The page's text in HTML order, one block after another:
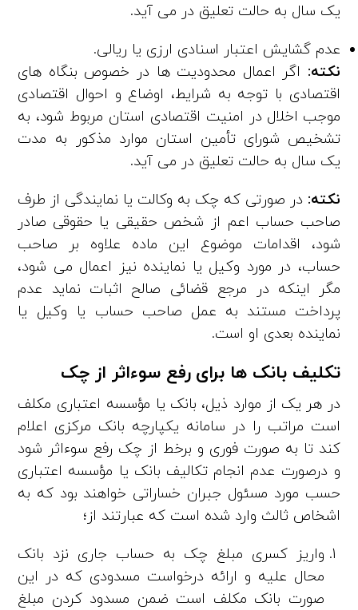
یک ‌سال به حالت تعلیق در می‌ آید.
عدم گشایش اعتبار اسنادی ارزی یا ریالی.
نکته: اگر اعمال محدودیت ‌ها در خصوص بنگاه ­های
اقتصادی با توجه به شرایط، اوضاع و احوال اقتصادی
موجب اخلال در امنیت اقتصادی استان مربوط شود، به
تشخیص شورای تأمین استان موارد مذکور به مدت
یک‌ سال به حالت تعلیق در می‌ آید.
نکته:در صورتی که چک به وکالت یا نمایندگی از طرف
صاحب‌ حساب اعم از شخص حقیقی یا حقوقی صادر
شود، اقدامات موضوع این ماده علاوه بر صاحب
حساب، در مورد وکیل یا نماینده نیز اعمال می‌ شود،
مگر اینکه در مرجع قضائی صالح اثبات نماید عدم
پرداخت مستند به عمل صاحب حساب یا وکیل یا
نماینده بعدی او است.
تکلیف بانک­ ها برای رفع سوءاثر از چک
در هر یک از موارد ذیل، بانک یا مؤسسه اعتباری مکلف
است مراتب را در سامانه یکپارچه بانک مرکزی اعلام
کند تا به ­صورت فوری و برخط از چک رفع سوءاثر شود
و درصورت عدم انجام تکالیف بانک یا مؤسسه اعتباری
حسب مورد مسئول جبران خساراتی خواهند بود که به
اشخاص ثالث وارد شده است که عبارتند از؛
واریز کسری مبلغ چک به حساب جاری نزد بانک
محال ­علیه و ارائه درخواست مسدودی که در این
صورت بانک مکلف است ضمن مسدود کردن مبلغ